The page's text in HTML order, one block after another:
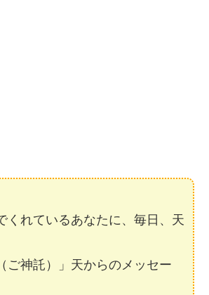
くれているあなたに、毎日、天
ご神託）」天からのメッセー